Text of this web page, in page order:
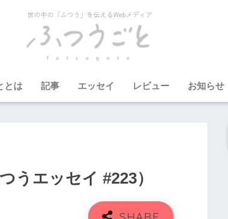
とは 記事 エッセイ レビュー お知らせ
うエッセイ #223）